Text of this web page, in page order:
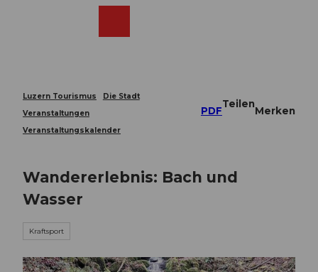
Luzern Tourismus
Die Stadt
Veranstaltungen
Veranstaltungskalender
PDF
Teilen
Merken
Wandererlebnis: Bach und
Wasser
Kraftsport